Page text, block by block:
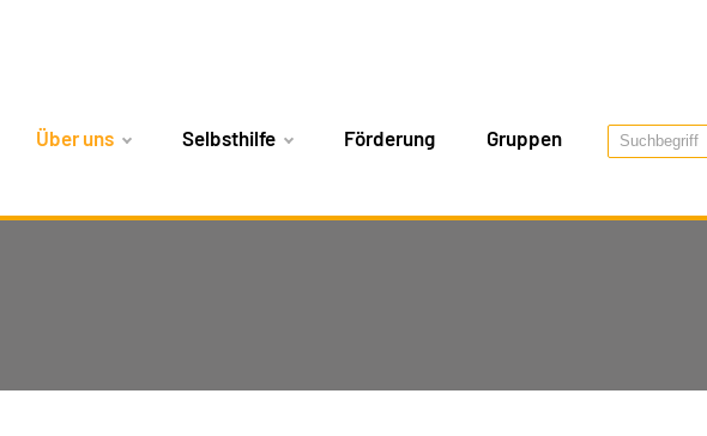
Über uns Selbsthilfe Förderung Gruppen